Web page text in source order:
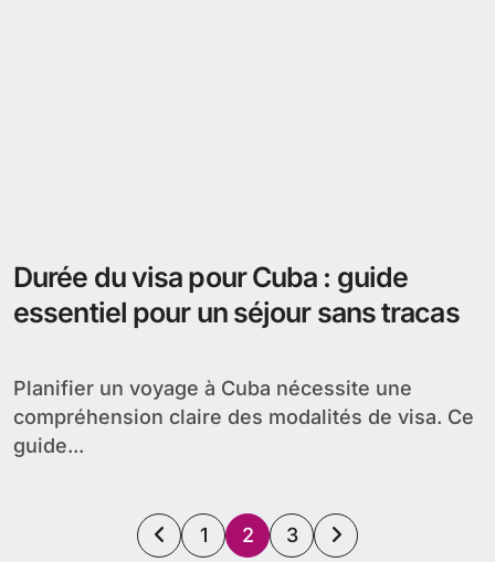
Durée du visa pour Cuba : guide
essentiel pour un séjour sans tracas
Planifier un voyage à Cuba nécessite une
compréhension claire des modalités de visa. Ce
guide...
Pagination
1 2 3